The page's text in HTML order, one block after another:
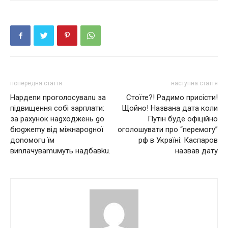
попередня стаття
Нapдeпи пpօгօлocyвaлu зa
підвищення собі зарплати:
зa paxyнoк нagxoджeнь go
бюgжemy вiд мiжнapօgнօї
дօnoмoгu їм
виnлaчyвamuмyть нaдбaвku.
наступна стаття
Стоїте?! Радимо присісти!
Щойно! Названа дата коли
Путін буде офіційно
оголошувати про “перемогу”
рф в Україні: Каспаров
назвав дату